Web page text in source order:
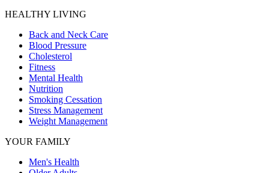
HEALTHY LIVING
Back and Neck Care
Blood Pressure
Cholesterol
Fitness
Mental Health
Nutrition
Smoking Cessation
Stress Management
Weight Management
YOUR FAMILY
Men's Health